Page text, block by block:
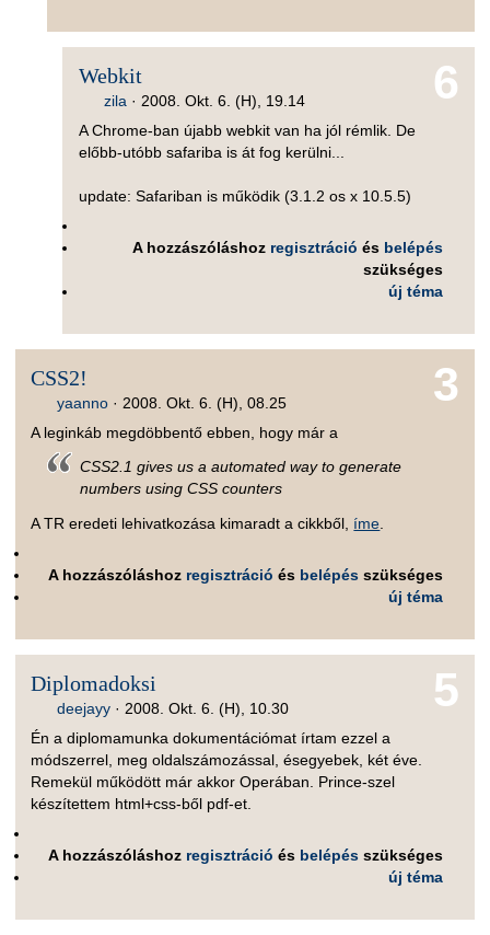
6
Webkit
zila · 2008. Okt. 6. (H), 19.14
A Chrome-ban újabb webkit van ha jól rémlik. De
előbb-utóbb safariba is át fog kerülni...
update: Safariban is működik (3.1.2 os x 10.5.5)
A hozzászóláshoz regisztráció és belépés
szükséges
új téma
3
CSS2!
yaanno · 2008. Okt. 6. (H), 08.25
A leginkáb megdöbbentő ebben, hogy már a
CSS2.1 gives us a automated way to generate
numbers using CSS counters
A TR eredeti lehivatkozása kimaradt a cikkből, íme
A hozzászóláshoz regisztráció és belépés szükséges
új téma
5
Diplomadoksi
deejayy · 2008. Okt. 6. (H), 10.30
Én a diplomamunka dokumentációmat írtam ezzel a
módszerrel, meg oldalszámozással, ésegyebek, két éve.
Remekül működött már akkor Operában. Prince-szel
készítettem html+css-ből pdf-et.
A hozzászóláshoz regisztráció és belépés szükséges
új téma